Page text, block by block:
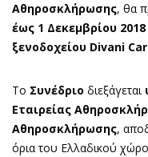
Αθηροσκλήρωσης, θα
έως 1 Δεκεμβρίου 2018
ξενοδοχείου Divani
Το Συνέδριο διεξάγεται
Εταιρείας
Αθηροσκλήρωσης,
όρια του Ελλαδικού